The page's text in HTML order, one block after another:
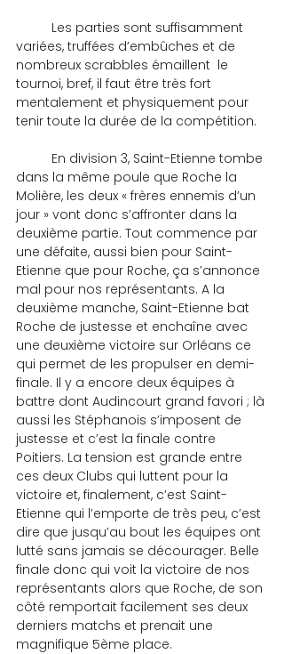
variées, truffées d’embûches et de
nombreux scrabbles émaillent  le
tournoi, bref, il faut être très fort
mentalement et physiquement pour
tenir toute la durée de la compétition.
dans la même poule que Roche la
Molière, les deux « frères ennemis d’un
jour » vont donc s’affronter dans la
deuxième partie. Tout commence par
une défaite, aussi bien pour Saint-
Etienne que pour Roche, ça s’annonce
mal pour nos représentants. A la
deuxième manche, Saint-Etienne bat
Roche de justesse et enchaîne avec
une deuxième victoire sur Orléans ce
qui permet de les propulser en demi-
finale. Il y a encore deux équipes à
battre dont Audincourt grand favori ; là
aussi les Stéphanois s’imposent de
justesse et c’est la finale contre
Poitiers. La tension est grande entre
ces deux Clubs qui luttent pour la
victoire et, finalement, c’est Saint-
Etienne qui l’emporte de très peu, c’est
dire que jusqu’au bout les équipes ont
lutté sans jamais se décourager. Belle
finale donc qui voit la victoire de nos
représentants alors que Roche, de son
côté remportait facilement ses deux
derniers matchs et prenait une
magnifique 5ème place.